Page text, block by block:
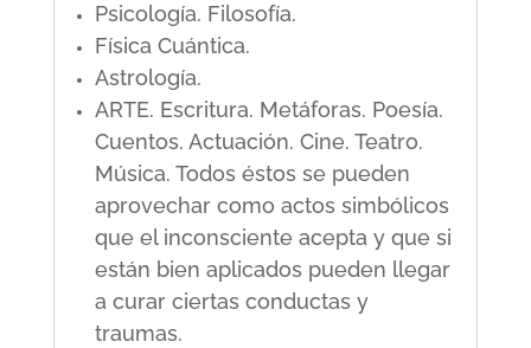
Psicología. Filosofía.
Física Cuántica.
Astrología.
ARTE. Escritura. Metáforas. Poesía.
Cuentos. Actuación. Cine. Teatro.
Música. Todos éstos se pueden
aprovechar como actos simbólicos
que el inconsciente acepta y que si
están bien aplicados pueden llegar
a curar ciertas conductas y
traumas.